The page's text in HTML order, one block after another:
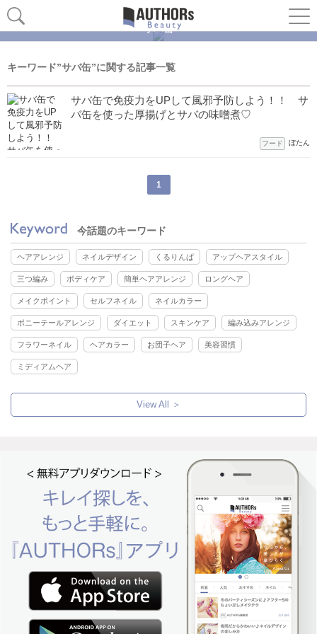
サバ缶
キーワード”サバ缶”に関する記事一覧
サバ缶で免疫力をUPして風邪予防しよう！！ サ
バ缶を使った厚揚げとサバの味噌煮♡
フード ぼたん
1
今話題のキーワード
ヘアアレンジ ネイルデザイン くるりんぱ アップヘアスタイル
三つ編み ボディケア 簡単ヘアアレンジ ロングヘア
メイクポイント セルフネイル ネイルカラー
ポニーテールアレンジ ダイエット スキンケア 編み込みアレンジ
フラワーネイル ヘアカラー お団子ヘア 美容習慣
ミディアムヘア
View All ＞